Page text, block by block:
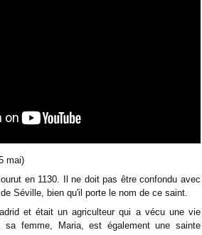
mai)
en 1130. Il ne doit pas être confondu avec
Séville, bien qu'il porte le nom de ce saint.
et était un agriculteur qui a vécu une vie
sa femme, Maria, est également une sainte